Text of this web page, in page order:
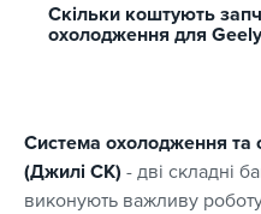
Скільки коштують
охолодження для
Система охолодження та
(Джилі СК) - дві складні
виконують важливу